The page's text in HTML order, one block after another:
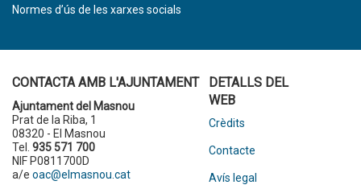
Normes d’ús de les xarxes socials
CONTACTA AMB L'AJUNTAMENT
Ajuntament del Masnou
Prat de la Riba, 1
08320 - El Masnou
Tel. 935 571 700
NIF P0811700D
a/e oac@elmasnou.cat
DETALLS DEL
WEB
Crèdits
Contacte
Avís legal